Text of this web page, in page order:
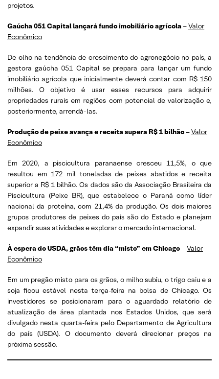
projetos.
Gaúcha 051 Capital lançará fundo imobiliário agrícola –Valor
Econômico
De olho na tendência de crescimento do agronegócio no país, a
gestora gaúcha 051 Capital se prepara para lançar um fundo
imobiliário agrícola que inicialmente deverá contar com R$ 150
milhões. O objetivo é usar esses recursos para adquirir
propriedades rurais em regiões com potencial de valorização e,
posteriormente, arrendá-las.
Produção de peixe avança e receita supera R$ 1 bilhão –Valor
Econômico
Em 2020, a piscicultura paranaense cresceu 11,5%, o que
resultou em 172 mil toneladas de peixes abatidos e receita
superior a R$ 1 bilhão. Os dados são da Associação Brasileira da
Piscicultura (Peixe BR), que estabelece o Paraná como líder
nacional da proteína, com 21,4% da produção. Os dois maiores
grupos produtores de peixes do país são do Estado e planejam
expandir suas atividades e explorar o mercado internacional.
À espera do USDA, grãos têm dia “misto” em Chicago –Valor
Econômico
Em um pregão misto para os grãos, o milho subiu, o trigo caiu e a
soja ficou estável nesta terça-feira na bolsa de Chicago. Os
investidores se posicionaram para o aguardado relatório de
atualização de área plantada nos Estados Unidos, que será
divulgado nesta quarta-feira pelo Departamento de Agricultura
do país (USDA). O documento deverá direcionar preços na
próxima sessão.